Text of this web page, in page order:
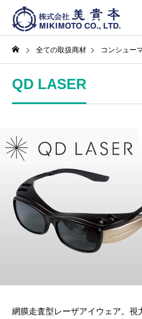
全ての取扱商材 コンシュー
QD LASER
網膜走査型レーザアイウェア。